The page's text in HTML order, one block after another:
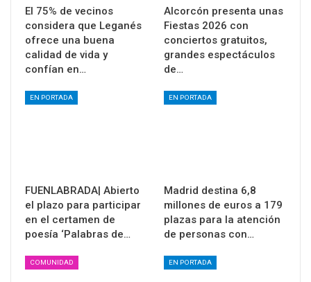
El 75% de vecinos
considera que Leganés
ofrece una buena
calidad de vida y
confían en…
Alcorcón presenta unas
Fiestas 2026 con
conciertos gratuitos,
grandes espectáculos
de…
EN PORTADA
FUENLABRADA| Abierto
el plazo para participar
en el certamen de
poesía ‘Palabras de…
EN PORTADA
Madrid destina 6,8
millones de euros a 179
plazas para la atención
de personas con…
COMUNIDAD EN PORTADA